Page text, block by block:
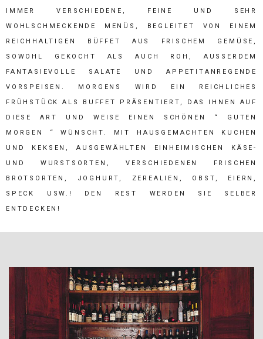
IMMER VERSCHIEDENE, FEINE UND SEHR
WOHLSCHMECKENDE MENÜS, BEGLEITET VON EINEM
REICHHALTIGEN BÜFFET AUS FRISCHEM GEMÜSE,
SOWOHL GEKOCHT ALS AUCH ROH, AUSSERDEM F
ANTASIEVOLLE SALATE UND APPETITANREGENDE V
ORSPEISEN. MORGENS WIRD EIN REICHLICHES F
RÜHSTÜCK ALS BUFFET PRÄSENTIERT, DAS IHNEN AUF D
IESE ART UND WEISE EINEN SCHÖNEN “ GUTEN M
ORGEN “ WÜNSCHT. MIT HAUSGEMACHTEN KUCHEN U
ND KEKSEN, AUSGEWÄHLTEN EINHEIMISCHEN KÄSE- U
ND WURSTSORTEN, VERSCHIEDENEN FRISCHEN B
ROTSORTEN, JOGHURT, ZEREALIEN, OBST, EIERN, S
PECK USW.! DEN REST WERDEN SIE SELBER E
NTDECKEN!